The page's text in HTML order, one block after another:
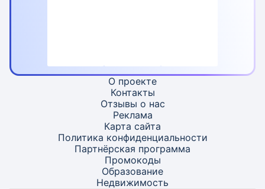
О проекте
Контакты
Отзывы о нас
Реклама
Карта сайта
Политика конфиденциальности
Партнёрская программа
Промокоды
Образование
Недвижимость